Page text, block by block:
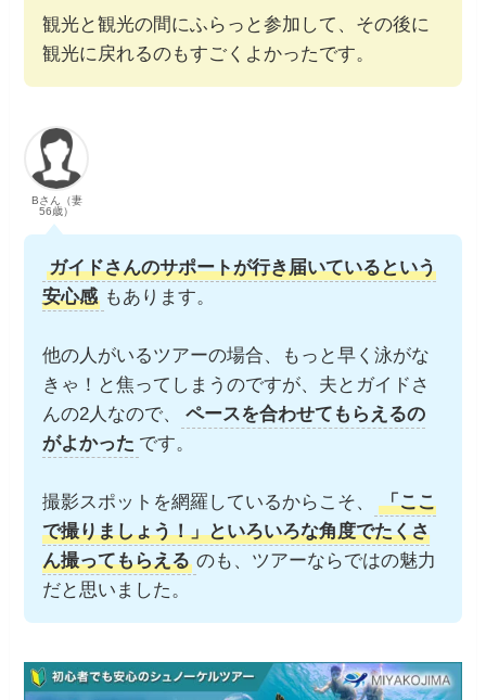
観光と観光の間にふらっと参加して、その後に
観光に戻れるのもすごくよかったです。
Bさん（妻
56歳）
ガイドさんのサポートが行き届いているという
安心感 もあります。
他の人がいるツアーの場合、もっと早く泳がな
きゃ！と焦ってしまうのですが、夫とガイドさ
んの2人なので、
ペースを合わせてもらえるの
がよかった です。
撮影スポットを網羅しているからこそ、
「ここ
で撮りましょう！」といろいろな角度でたくさ
ん撮ってもらえる のも、ツアーならではの魅力
だと思いました。